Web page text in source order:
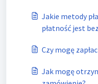
Jakie metody
płatność jest
Czy mogę
Jak mogę